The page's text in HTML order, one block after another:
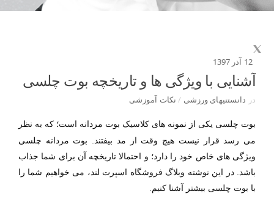
12 آذر 1397
آشنایی با ویژگی ها و تاریخچه بوت چلسی
در دانستنیهای ورزشی / نکات آموزشی
بوت چلسی یکی از نمونه های کلاسیک بوت مردانه است؛ که به نظر
می رسد قرار نیست هیچ وقت از مد بیفتند. بوت مردانه چلسی
ویژگی های خاص خود را دارد؛ و احتمالا تاریخچه آن برای شما جذاب
باشد. در این نوشته وبلاگ فروشگاه اسپرت لند، می خواهیم شما را
با بوت چلسی بیشتر آشنا کنیم.